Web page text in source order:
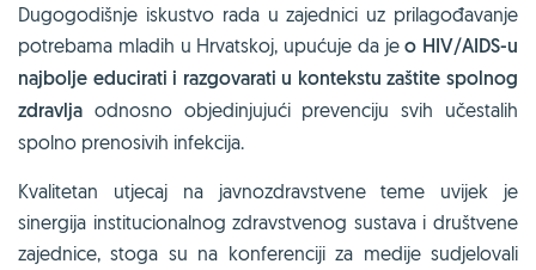
Dugogodišnje iskustvo rada u zajednici uz prilagođavanje
potrebama mladih u Hrvatskoj, upućuje da jeo HIV/AIDS-u
najbolje educirati i razgovarati u kontekstu zaštite spolnog
zdravlja odnosno objedinjujući prevenciju svih učestalih
spolno prenosivih infekcija.
Kvalitetan utjecaj na javnozdravstvene teme uvijek je
sinergija institucionalnog zdravstvenog sustava i društvene
zajednice, stoga su na konferenciji za medije sudjelovali